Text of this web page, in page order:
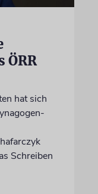
ÖRR
hat sich
Schreiben